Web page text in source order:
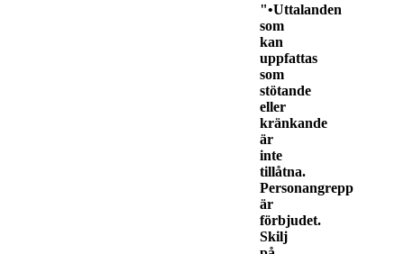
"•Uttalanden
som
kan
uppfattas
som
stötande
eller
kränkande
är
inte
tillåtna.
Personangrepp
är
förbjudet.
Skilj